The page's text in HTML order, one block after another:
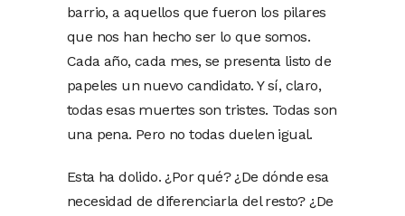
barrio, a aquellos que fueron los pilares
que nos han hecho ser lo que somos.
Cada año, cada mes, se presenta listo de
papeles un nuevo candidato. Y sí, claro,
todas esas muertes son tristes. Todas son
una pena. Pero no todas duelen igual.
Esta ha dolido. ¿Por qué? ¿De dónde esa
necesidad de diferenciarla del resto? ¿De